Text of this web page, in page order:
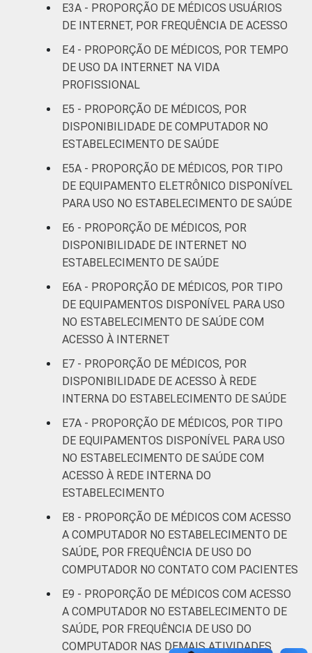
36 a 50
anos
5
51 anos ou
Essa tabela foi corrigida em maio de 2015.
Para mais informações, acesse
correcao-dos-resultados-da-pesquisa-tic-
saude-2013/
1Base: 928 médicos com acesso a
computador no estabelecimento de saúde.
Respostas estimuladas. Dados coletados
entre fevereiro de 2013 e agosto de 2013.
declararam não utilizar a funcionalidade,
apesar de ela estar disponível.
3"Não está disponível" refere-se aos
profissionais que declararam não haver
disponibilidade da funcionalidade, que
declararam não saber se a funcionalidade
pergunta sobre a disponibilidade
Fonte: NIC.br - fev 2013 / ago 2013
E3A - PROPORÇÃO DE MÉDICOS USUÁRIOS
DE INTERNET, POR FREQUÊNCIA DE ACESSO
E4 - PROPORÇÃO DE MÉDICOS, POR TEMPO
DE USO DA INTERNET NA VIDA
PROFISSIONAL
E5 - PROPORÇÃO DE MÉDICOS, POR
DISPONIBILIDADE DE COMPUTADOR NO
ESTABELECIMENTO DE SAÚDE
E5A - PROPORÇÃO DE MÉDICOS, POR TIPO
DE EQUIPAMENTO ELETRÔNICO DISPONÍVEL
PARA USO NO ESTABELECIMENTO DE SAÚDE
E6 - PROPORÇÃO DE MÉDICOS, POR
DISPONIBILIDADE DE INTERNET NO
ESTABELECIMENTO DE SAÚDE
E6A - PROPORÇÃO DE MÉDICOS, POR TIPO
DE EQUIPAMENTOS DISPONÍVEL PARA USO
NO ESTABELECIMENTO DE SAÚDE COM
ACESSO À INTERNET
E7 - PROPORÇÃO DE MÉDICOS, POR
DISPONIBILIDADE DE ACESSO À REDE
INTERNA DO ESTABELECIMENTO DE SAÚDE
E7A - PROPORÇÃO DE MÉDICOS, POR TIPO
DE EQUIPAMENTOS DISPONÍVEL PARA USO
NO ESTABELECIMENTO DE SAÚDE COM
ACESSO À REDE INTERNA DO
ESTABELECIMENTO
E8 - PROPORÇÃO DE MÉDICOS COM ACESSO
A COMPUTADOR NO ESTABELECIMENTO DE
SAÚDE, POR FREQUÊNCIA DE USO DO
COMPUTADOR NO CONTATO COM PACIENTES
E9 - PROPORÇÃO DE MÉDICOS COM ACESSO
A COMPUTADOR NO ESTABELECIMENTO DE
SAÚDE, POR FREQUÊNCIA DE USO DO
COMPUTADOR NAS DEMAIS ATIVIDADES